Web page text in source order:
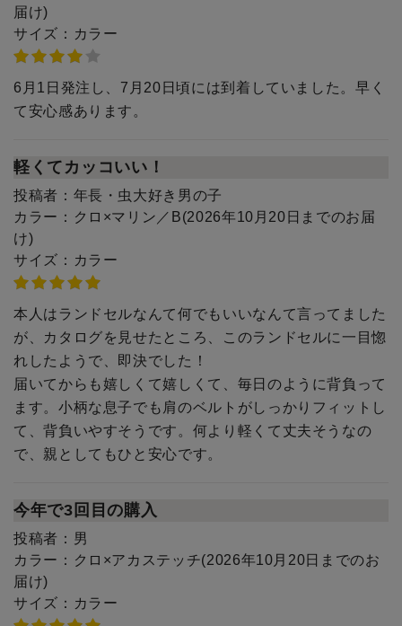
届け)
サイズ： カラー
6月1日発注し、7月20日頃には到着していました。早く
て安心感あります。
軽くてカッコいい！
投稿者： 年長・虫大好き男の子
カラー： クロ×マリン／B(2026年10月20日までのお届
け)
サイズ： カラー
本人はランドセルなんて何でもいいなんて言ってました
が、カタログを見せたところ、このランドセルに一目惚
れしたようで、即決でした！
届いてからも嬉しくて嬉しくて、毎日のように背負って
ます。小柄な息子でも肩のベルトがしっかりフィットし
て、背負いやすそうです。何より軽くて丈夫そうなの
で、親としてもひと安心です。
今年で3回目の購入
投稿者： 男
カラー： クロ×アカステッチ(2026年10月20日までのお
届け)
サイズ： カラー